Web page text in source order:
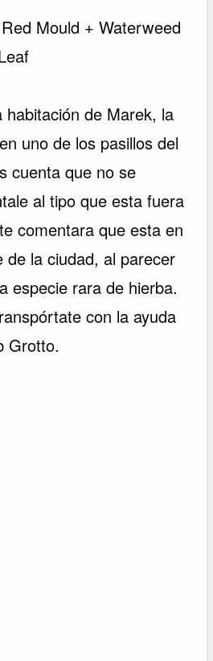
Mould + Waterweed
habitación de Marek, la
uno de los pasillos del
cuenta que no se
al tipo que esta fuera
comentara que esta en
de la ciudad, al parecer
especie rara de hierba.
con la ayuda
Grotto.